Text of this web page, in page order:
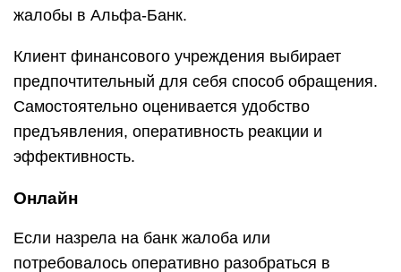
жалобы в Альфа-Банк.
Клиент финансового учреждения выбирает
предпочтительный для себя способ обращения.
Самостоятельно оценивается удобство
предъявления, оперативность реакции и
эффективность.
Онлайн
Если назрела на банк жалоба или
потребовалось оперативно разобраться в